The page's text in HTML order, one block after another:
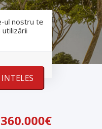
ul nostru te
RO RU
360.000€